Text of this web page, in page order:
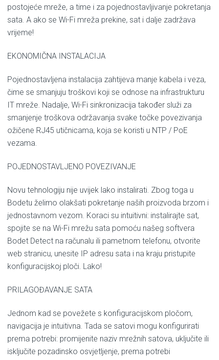
postojeće mreže, a time i za pojednostavljivanje pokretanja
sata. A ako se Wi-Fi mreža prekine, sat i dalje zadržava
vrijeme!
EKONOMIČNA INSTALACIJA
Pojednostavljena instalacija zahtijeva manje kabela i veza,
čime se smanjuju troškovi koji se odnose na infrastrukturu
IT mreže. Nadalje, Wi-Fi sinkronizacija također služi za
smanjenje troškova održavanja svake točke povezivanja
ožičene RJ45 utičnicama, koja se koristi u NTP / PoE
vezama.
POJEDNOSTAVLJENO POVEZIVANJE
Novu tehnologiju nije uvijek lako instalirati. Zbog toga u
Bodetu želimo olakšati pokretanje naših proizvoda brzom i
jednostavnom vezom. Koraci su intuitivni: instalirajte sat,
spojite se na Wi-Fi mrežu sata pomoću našeg softvera
Bodet Detect na računalu ili pametnom telefonu, otvorite
web stranicu, unesite IP adresu sata i na kraju pristupite
konfiguracijskoj ploči. Lako!
PRILAGOĐAVANJE SATA
Jednom kad se povežete s konfiguracijskom pločom,
navigacija je intuitivna. Tada se satovi mogu konfigurirati
prema potrebi: promijenite naziv mrežnih satova, uključite ili
isključite pozadinsko osvjetljenje, prema potrebi